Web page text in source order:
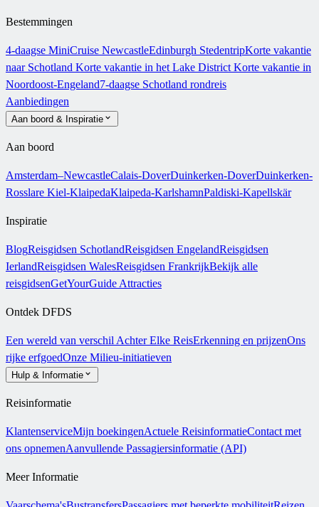
Bestemmingen
4-daagse MiniCruise NewcastleEdinburgh StedentripKorte vakantie
naar Schotland Korte vakantie in het Lake District Korte vakantie in
Noordoost-Engeland7-daagse Schotland rondreis
Aanbiedingen
Aan boord & Inspiratie
Aan boord
Amsterdam–NewcastleCalais-DoverDuinkerken-DoverDuinkerken-
Rosslare Kiel-KlaipedaKlaipeda-KarlshamnPaldiski-Kapellskär
Inspiratie
BlogReisgidsen SchotlandReisgidsen EngelandReisgidsen
IerlandReisgidsen WalesReisgidsen FrankrijkBekijk alle
reisgidsenGetYourGuide Attracties
Ontdek DFDS
Een wereld van verschil Achter Elke ReisErkenning en prijzenOns
rijke erfgoedOnze Milieu-initiatieven
Hulp & Informatie
Reisinformatie
KlantenserviceMijn boekingenActuele ReisinformatieContact met
ons opnemenAanvullende Passagiersinformatie (API)
Meer Informatie